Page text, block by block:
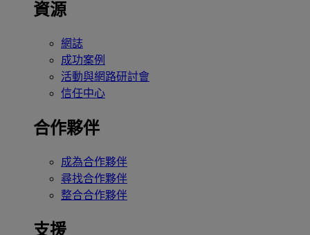
資源
網誌
成功案例
活動與網路研討會
信任中心
合作夥伴
成為合作夥伴
尋找合作夥伴
整合合作夥伴
支援